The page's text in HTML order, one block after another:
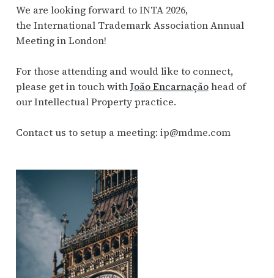
We are looking forward to INTA 2026,
the International Trademark AssociationAnnual
Meeting in London!
For those attending and would like to connect,
please get in touch withJoão Encarnaçãohead of
our Intellectual Property practice.
Contact us to setup a meeting: ip@mdme.com